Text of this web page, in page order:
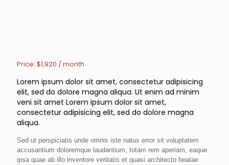
Price: $1,920 / month
Lorem ipsum dolor sit amet, consectetur adipisicing
elit, sed do dolore magna aliqua. Ut enim ad minim
veni sit amet Lorem ipsum dolor sit amet,
consectetur adipisicing elit, sed do dolore magna
aliqua.
Sed ut perspiciatis unde omnis iste natus error sit voluptatem
accusantium doloremque laudantium, totam rem aperiam, eaque
ipsa quae ab illo inventore veritatis et quasi architecto beatae